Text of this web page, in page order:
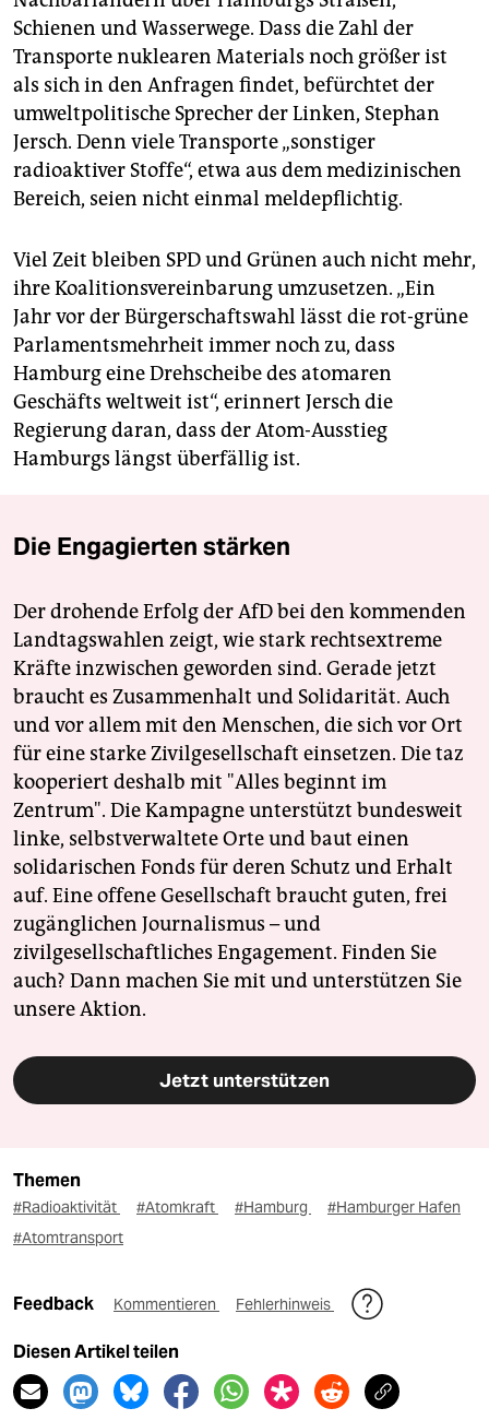
Schienen und Wasserwege. Dass die Zahl der
Transporte nuklearen Materials noch größer ist
als sich in den Anfragen findet, befürchtet der
umweltpolitische Sprecher der Linken, Stephan
Jersch. Denn viele Transporte „sonstiger
radioaktiver Stoffe“, etwa aus dem medizinischen
Bereich, seien nicht einmal meldepflichtig.
Viel Zeit bleiben SPD und Grünen auch nicht mehr,
ihre Koalitions­vereinbarung umzusetzen. „Ein
Jahr vor der Bürgerschaftswahl lässt die rot-grüne
Parlamentsmehrheit immer noch zu, dass
Hamburg eine Drehscheibe des atomaren
Geschäfts weltweit ist“, erinnert Jersch die
Regierung daran, dass der Atom-Ausstieg
Hamburgs längst überfällig ist.
Die Engagierten stärken
Der drohende Erfolg der AfD bei den kommenden
Landtagswahlen zeigt, wie stark rechtsextreme
Kräfte inzwischen geworden sind. Gerade jetzt
braucht es Zusammenhalt und Solidarität. Auch
und vor allem mit den Menschen, die sich vor Ort
für eine starke Zivilgesellschaft einsetzen. Die taz
kooperiert deshalb mit "Alles beginnt im
Zentrum". Die Kampagne unterstützt bundesweit
linke, selbstverwaltete Orte und baut einen
solidarischen Fonds für deren Schutz und Erhalt
auf. Eine offene Gesellschaft braucht guten, frei
zugänglichen Journalismus – und
zivilgesellschaftliches Engagement. Finden Sie
auch? Dann machen Sie mit und unterstützen Sie
unsere Aktion.
Jetzt unterstützen
Themen
#Radioaktivität #Atomkraft #Hamburg
#Hamburger Hafen
#Atomtransport
Feedback Kommentieren Fehlerhinweis
Diesen Artikel teilen